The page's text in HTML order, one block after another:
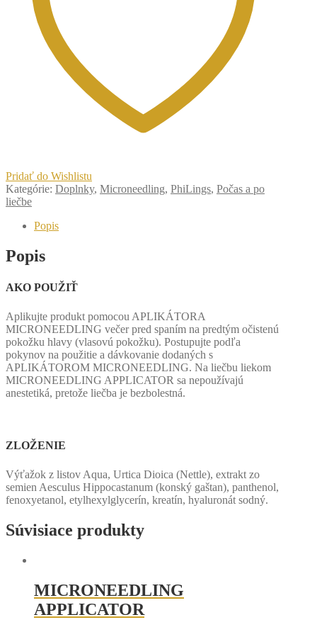
Pridať do Wishlistu
Kategórie: Doplnky, Microneedling, PhiLings, Počas a po
liečbe
Popis
Popis
AKO POUŽIŤ
Aplikujte produkt pomocou APLIKÁTORA
MICRONEEDLING večer pred spaním na predtým očistenú
pokožku hlavy (vlasovú pokožku). Postupujte podľa
pokynov na použitie a dávkovanie dodaných s
APLIKÁTOROM MICRONEEDLING. Na liečbu liekom
MICRONEEDLING APPLICATOR sa nepoužívajú
anestetiká, pretože liečba je bezbolestná.
ZLOŽENIE
Výťažok z listov Aqua, Urtica Dioica (Nettle), extrakt zo
semien Aesculus Hippocastanum (konský gaštan), panthenol,
fenoxyetanol, etylhexylglycerín, kreatín, hyaluronát sodný.
Súvisiace produkty
MICRONEEDLING
APPLICATOR